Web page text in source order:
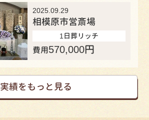
2025.09.29
相模原市営斎場
1日葬リッチ
費用570,000円
実績をもっと見る